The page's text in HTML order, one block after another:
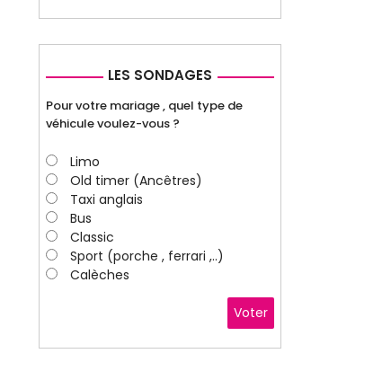
LES SONDAGES
Pour votre mariage , quel type de
véhicule voulez-vous ?
Limo
Old timer (Ancêtres)
Taxi anglais
Bus
Classic
Sport (porche , ferrari ,..)
Calèches
Voter